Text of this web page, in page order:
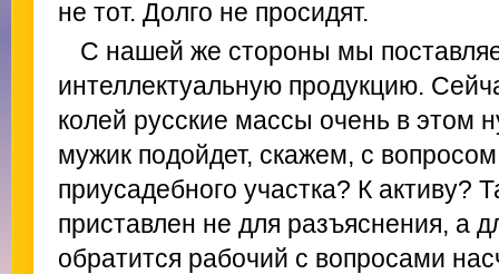
не тот. Долго не просидят.
С нашей же стороны мы
интеллектуальную продукцию.
колей русские массы очень в этом
мужик подойдет, скажем, с
приусадебного участка? К активу?
приставлен не для разъяснения, а
обратится рабочий с вопросами